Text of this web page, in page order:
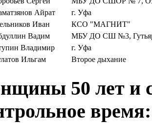
Айрат
г. Уфа
Иван
КСО "МАГНИТ"
Вадим
МБУ ДО СШ №3,
Владимир
г. Уфа
Ильгам Второе дыхание
50 лет и